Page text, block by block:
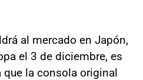
al mercado en Japón,
el 3 de diciembre, es
que la consola original